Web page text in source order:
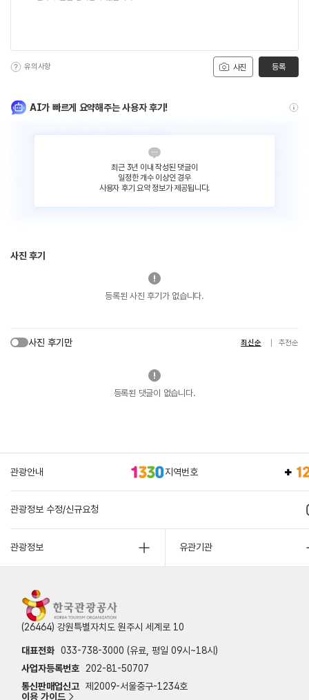
사진
유의사항 등록
AI가 빠르게 요약해주는 사용자 후기!
최근 3년 이내 작성된 댓글이
일정한 개수 이상인 경우
사용자 후기 요약 정보가 제공됩니다.
사진 후기
등록된 사진 후기가 없습니다.
사진 후기만 최신순 추천순
등록된 댓글이 없습니다.
관광안내 지역번호
관광정보 수정/신규요청
관광정보 유관기관
(26464) 강원특별자치도 원주시 세계로 10
대표전화 033-738-3000 (유료, 평일 09시~18시)
사업자등록번호
202-81-50707
통신판매업신고 제2009-서울중구-1234호
이용 가이드